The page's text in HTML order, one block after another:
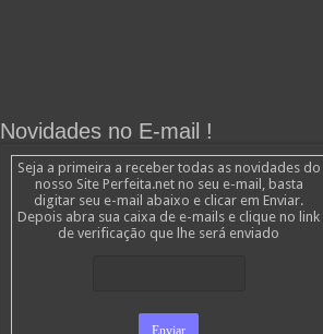
Novidades no E-mail !
Seja a primeira a receber todas as novidades do
nosso Site Perfeita.net no seu e-mail, basta
digitar seu e-mail abaixo e clicar em Enviar.
Depois abra sua caixa de e-mails e clique no link
de verificação que lhe será enviado